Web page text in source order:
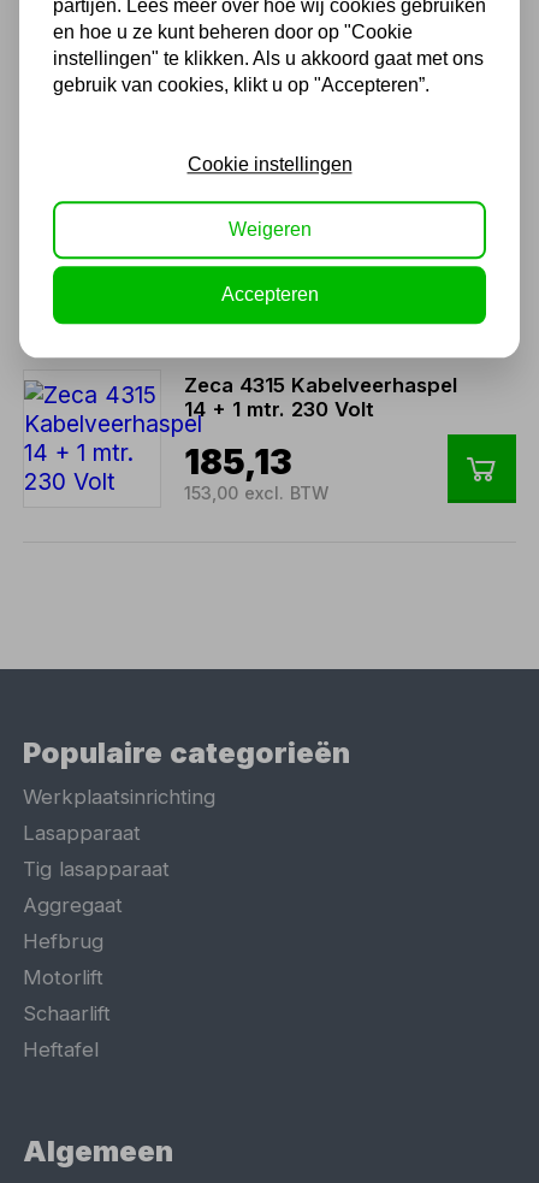
216,59
179,00 excl. BTW
ZECA 5823/XF
400V
279,63
231,10 excl. BTW
Zeca 4315 Kabelveerhaspel
14 + 1 mtr. 230 Volt
185,13
153,00 excl. BTW
Populaire categorieën
Werkplaatsinrichting
Lasapparaat
Tig lasapparaat
Aggregaat
Hefbrug
Motorlift
Schaarlift
Heftafel
Algemeen
partijen. Lees meer over hoe wij cookies gebruiken
en hoe u ze kunt beheren door op "Cookie
instellingen" te klikken. Als u akkoord gaat met ons
gebruik van cookies, klikt u op "Accepteren”.
Cookie instellingen
Weigeren
Accepteren